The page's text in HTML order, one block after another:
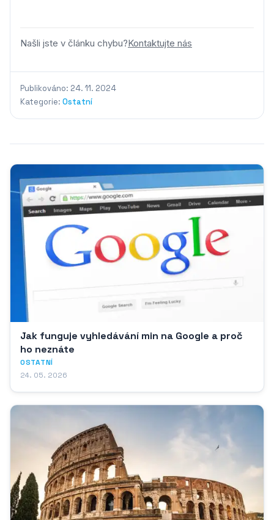
Našli jste v článku chybu?Kontaktujte nás
Publikováno: 24. 11. 2024
Kategorie: Ostatní
Jak funguje vyhledávání min na Google a proč
ho neznáte
OSTATNÍ
24. 05. 2026